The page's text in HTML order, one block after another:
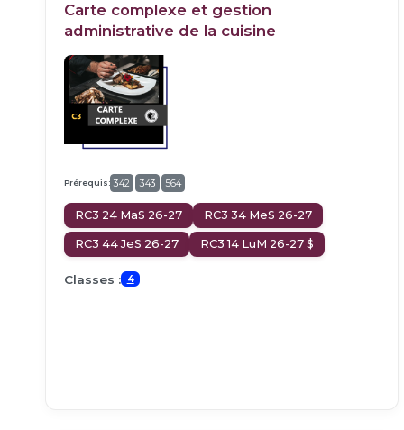
Carte complexe et gestion
administrative de la cuisine
Prérequis: 342 343 564
RC3 24 MaS 26-27 RC3 34 MeS 26-27
RC3 44 JeS 26-27 RC3 14 LuM 26-27 $
Classes : 4